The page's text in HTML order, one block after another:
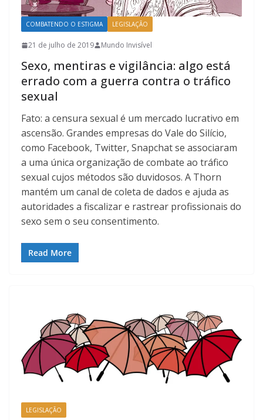
COMBATENDO O ESTIGMA LEGISLAÇÃO
21 de julho de 2019 Mundo Invisível
Sexo, mentiras e vigilância: algo está
errado com a guerra contra o tráfico
sexual
Fato: a censura sexual é um mercado lucrativo em
ascensão. Grandes empresas do Vale do Silício,
como Facebook, Twitter, Snapchat se associaram
a uma única organização de combate ao tráfico
sexual cujos métodos são duvidosos. A Thorn
mantém um canal de coleta de dados e ajuda as
autoridades a fiscalizar e rastrear profissionais do
sexo sem o seu consentimento.
Read More
LEGISLAÇÃO